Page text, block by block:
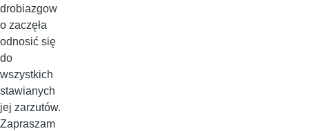
drobiazgow
o zaczęła
odnosić się
do
wszystkich
stawianych
jej zarzutów.
Zapraszam